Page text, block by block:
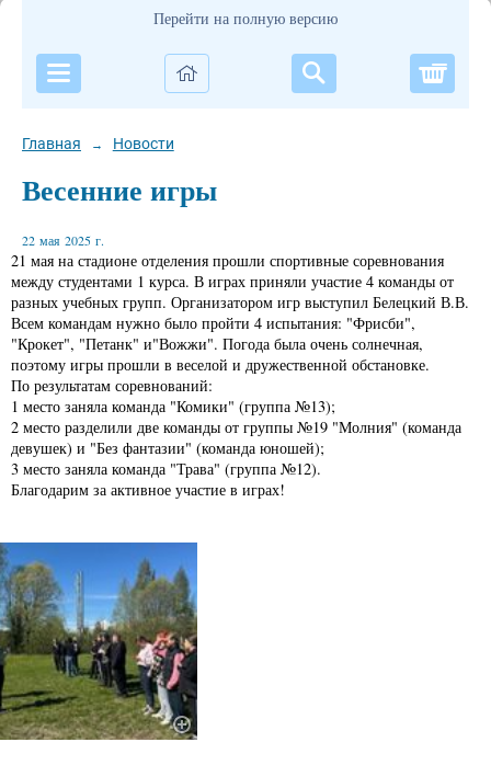
Перейти на полную версию
Главная → Новости
Весенние игры
22 мая 2025 г.
21 мая на стадионе отделения прошли спортивные соревнования
между студентами 1 курса. В играх приняли участие 4 команды от
разных учебных групп. Организатором игр выступил Белецкий В.В.
Всем командам нужно было пройти 4 испытания: "Фрисби",
"Крокет", "Петанк" и"Вожжи". Погода была очень солнечная,
поэтому игры прошли в веселой и дружественной обстановке.
По результатам соревнований:
1 место заняла команда "Комики" (группа №13);
2 место разделили две команды от группы №19 "Молния" (команда
девушек) и "Без фантазии" (команда юношей);
3 место заняла команда "Трава" (группа №12).
Благодарим за активное участие в играх!